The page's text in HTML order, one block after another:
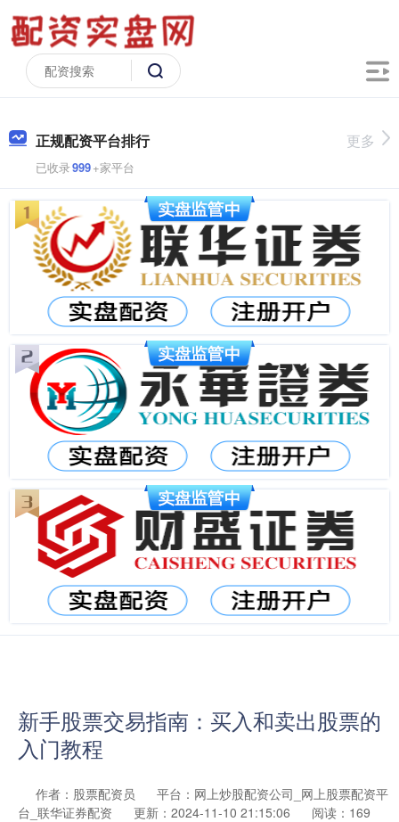
正规配资平台排行
已收录999+家平台
更多
新手股票交易指南：买入和卖出股票的
入门教程
作者：股票配资员
平台：网上炒股配资公司_网上股票配资平
台_联华证券配资
更新：2024-11-10 21:15:06 阅读：169